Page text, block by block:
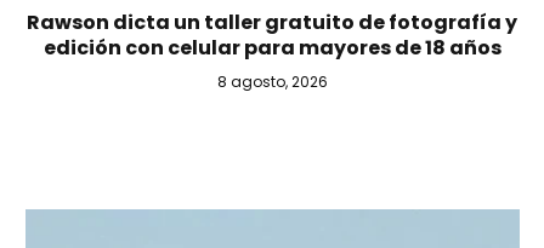
Rawson dicta un taller gratuito de fotografía y
edición con celular para mayores de 18 años
8 agosto, 2026